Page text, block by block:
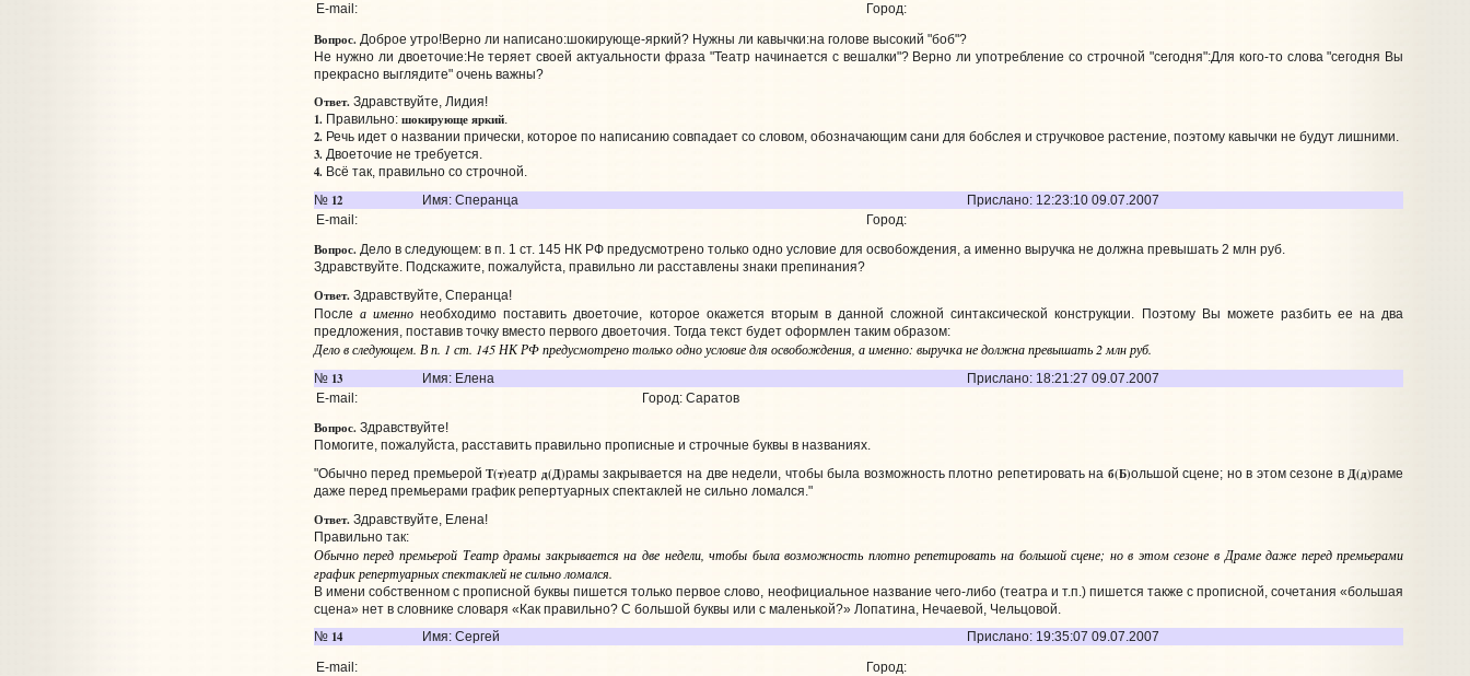
E-mail:
Город:
Вопрос. Доброе утро!Верно ли написано:шокирующе-яркий? Нужны ли кавычки:на голове высокий "боб"?
Не нужно ли двоеточие:Не теряет своей актуальности фраза "Театр начинается с вешалки"? Верно ли употребление со строчной "сегодня":Для кого-то слова "сегодня Вы
прекрасно выглядите" очень важны?
Ответ.Здравствуйте, Лидия!
1.Правильно: шокирующе яркий.
2.Речь идет о названии прически, которое по написанию совпадает со словом, обозначающим сани для бобслея и стручковое растение, поэтому кавычки не будут лишними.
3. Двоеточие не требуется.
4.Всё так, правильно со строчной.
№12 Имя: Сперанца
Прислано: 12:23:10 09.07.2007
E-mail:
Город:
Вопрос.Дело в следующем: в п. 1 ст. 145 НК РФ предусмотрено только одно условие для освобождения, а именно выручка не должна превышать 2 млн руб.
Здравствуйте. Подскажите, пожалуйста, правильно ли расставлены знаки препинания?
Ответ.Здравствуйте, Сперанца!
После а именно необходимо поставить двоеточие, которое окажется вторым в данной сложной синтаксической конструкции. Поэтому Вы можете разбить ее на два
предложения, поставив точку вместо первого двоеточия. Тогда текст будет оформлен таким образом:
Дело в следующем. В п. 1 ст. 145 НК РФ предусмотрено только одно условие для освобождения, а именно: выручка не должна превышать 2 млн руб.
№13 Имя: Елена
Прислано: 18:21:27 09.07.2007
E-mail:
Город: Саратов
Вопрос.Здравствуйте!
Помогите, пожалуйста, расставить правильно прописные и строчные буквы в названиях.
"Обычно перед премьеройТ(т)еатр д(Д)рамы закрывается на две недели, чтобы была возможность плотно репетировать на б(Б)ольшой сцене; но в этом сезоне вД(д)раме
даже перед премьерами график репертуарных спектаклей не сильно ломался."
Ответ. Здравствуйте, Елена!
Правильно так:
Обычно перед премьерой Театр драмы закрывается на две недели, чтобы была возможность плотно репетировать на большой сцене; но в этом сезоне в Драме даже перед премьерами
график репертуарных спектаклей не сильно ломался.
В имени собственном с прописной буквы пишется только первое слово, неофициальное название чего-либо (театра и т.п.) пишется также с прописной, сочетания «большая
сцена» нет в словнике словаря «Как правильно? С большой буквы или с маленькой?» Лопатина, Нечаевой, Чельцовой.
№14 Имя: Сергей
Прислано: 19:35:07 09.07.2007
E-mail:
Город: